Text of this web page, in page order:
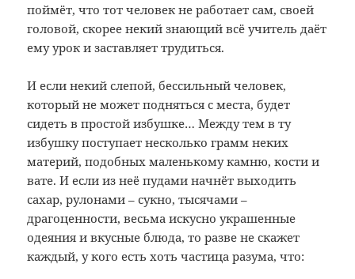
поймёт, что тот человек не работает сам, своей
головой, скорее некий знающий всё учитель даёт
ему урок и заставляет трудиться.
И если некий слепой, бессильный человек,
который не может подняться с места, будет
сидеть в простой избушке… Между тем в ту
избушку поступает несколько грамм неких
материй, подобных маленькому камню, кости и
вате. И если из неё пудами начнёт выходить
сахар, рулонами – сукно, тысячами –
драгоценности, весьма искусно украшенные
одеяния и вкусные блюда, то разве не скажет
каждый, у кого есть хоть частица разума, что: